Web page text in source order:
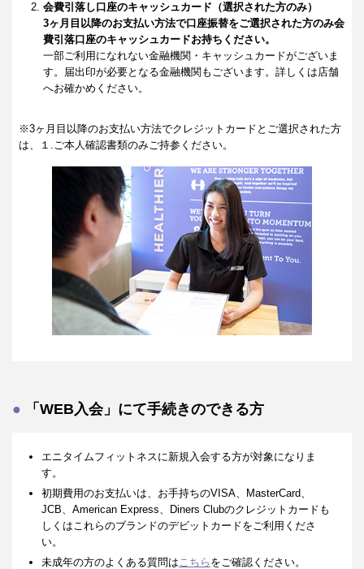
会費引落し口座のキャッシュカード（選択された方のみ）
3ヶ月目以降のお支払い方法で口座振替をご選択された方のみ会
費引落口座のキャッシュカードお持ちください。
一部ご利用になれない金融機関・キャッシュカードがございま
す。届出印が必要となる金融機関もございます。詳しくは店舗
へお確かめください。
※3ヶ月目以降のお支払い方法でクレジットカードとご選択された方
は、１.ご本人確認書類のみご持参ください。
「WEB入会」にて手続きのできる方
エニタイムフィットネスに新規入会する方が対象になりま
す。
初期費用のお支払いは、お手持ちのVISA、MasterCard、
JCB、American Express、Diners Clubのクレジットカードも
しくはこれらのブランドのデビットカードをご利用くださ
い。
未成年の方のよくある質問はこちら をご確認ください。